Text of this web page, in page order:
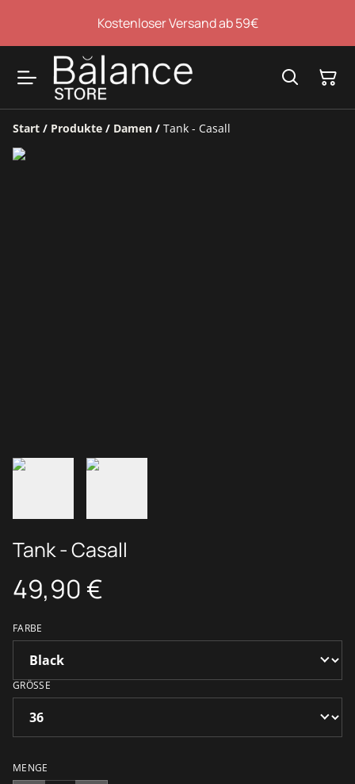
Kostenloser Versand ab 59€
Start / Produkte / Damen / Tank - Casall
Tank - Casall
49,90 €
FARBE
GRÖSSE
MENGE